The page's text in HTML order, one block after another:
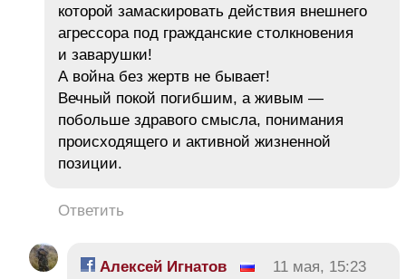
которой замаскировать действия внешнего
агрессора под гражданские столкновения
и заварушки!
А война без жертв не бывает!
Вечный покой погибшим, а живым —
побольше здравого смысла, понимания
происходящего и активной жизненной
позиции.
Ответить
Алексей Игнатов
11 мая, 15:23